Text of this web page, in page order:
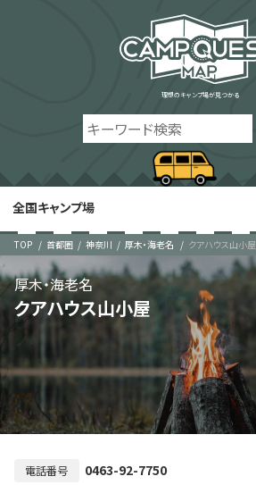
理想のキャンプ場が見つかる
全国キャンプ場
TOP 首都圏 神奈川 厚木・海老名 クアハウス山小屋
クアハウス山小屋
厚木・海老名
電話番号 0463-92-7750